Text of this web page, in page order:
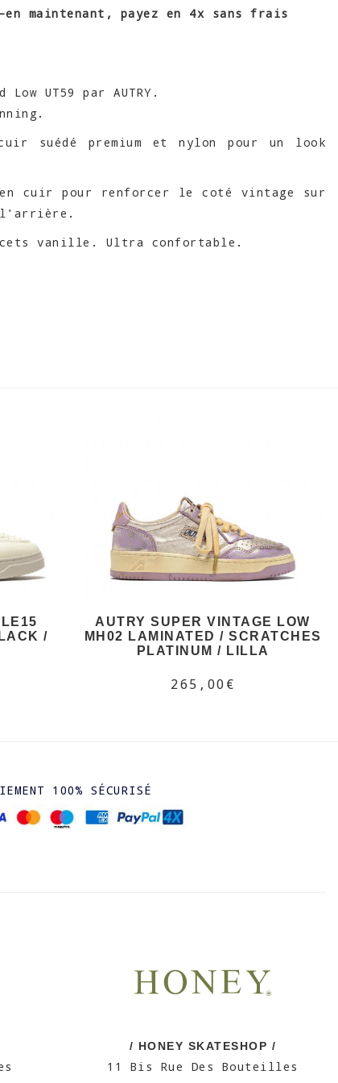
maintenant, payez en 4x sans frais
UT59 par AUTRY.
cuir suédé premium et nylon pour un look
en cuir pour renforcer le coté vintage sur
vanille. Ultra confortable.
/
AUTRY SUPER VINTAGE LOW
MH02 LAMINATED / SCRATCHES
PLATINUM / LILLA
265,00€
100% SÉCURISÉ
/ HONEY SKATESHOP /
11 Bis Rue Des Bouteilles